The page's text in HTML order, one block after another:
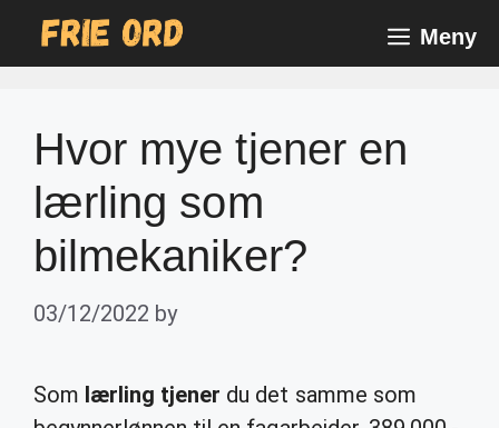
Meny
Hvor mye tjener en
lærling som
bilmekaniker?
03/12/2022 by
Som lærling tjener du det samme som